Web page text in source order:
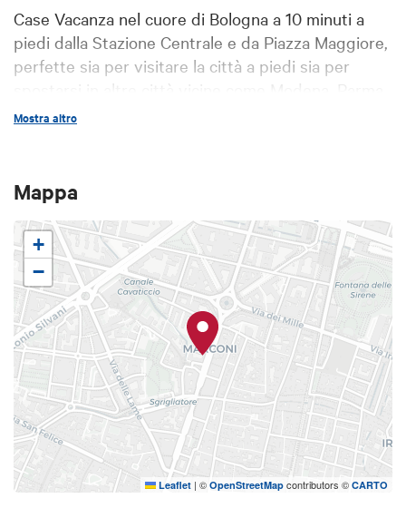
Case Vacanza nel cuore di Bologna a 10 minuti a
piedi dalla Stazione Centrale e da Piazza Maggiore,
perfette sia per visitare la città a piedi sia per
spostarsi in altre città vicine come Modena, Parma,
Ravenna, Firenze, Venezia.
Mostra altro
Mappa
+
−
Leaflet | © OpenStreetMap contributors © CARTO